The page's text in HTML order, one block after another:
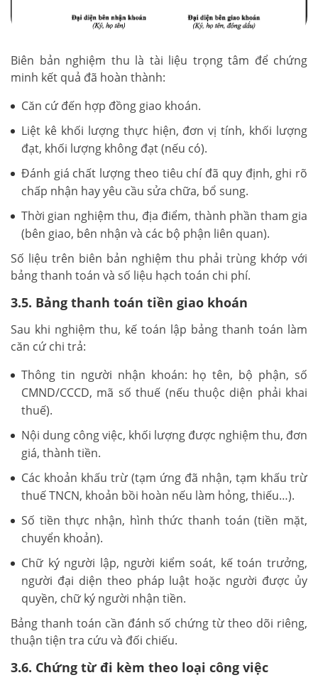
Biên bản nghiệm thu là tài liệu trọng tâm để chứng
minh kết quả đã hoàn thành:
Căn cứ đến hợp đồng giao khoán.
Liệt kê khối lượng thực hiện, đơn vị tính, khối lượng
đạt, khối lượng không đạt (nếu có).
Đánh giá chất lượng theo tiêu chí đã quy định, ghi rõ
chấp nhận hay yêu cầu sửa chữa, bổ sung.
Thời gian nghiệm thu, địa điểm, thành phần tham gia
(bên giao, bên nhận và các bộ phận liên quan).
Số liệu trên biên bản nghiệm thu phải trùng khớp với
bảng thanh toán và số liệu hạch toán chi phí.
3.5. Bảng thanh toán tiền giao khoán
Sau khi nghiệm thu, kế toán lập bảng thanh toán làm
căn cứ chi trả:
Thông tin người nhận khoán: họ tên, bộ phận, số
CMND/CCCD, mã số thuế (nếu thuộc diện phải khai
thuế).
Nội dung công việc, khối lượng được nghiệm thu, đơn
giá, thành tiền.
Các khoản khấu trừ (tạm ứng đã nhận, tạm khấu trừ
thuế TNCN, khoản bồi hoàn nếu làm hỏng, thiếu…).
Số tiền thực nhận, hình thức thanh toán (tiền mặt,
chuyển khoản).
Chữ ký người lập, người kiểm soát, kế toán trưởng,
người đại diện theo pháp luật hoặc người được ủy
quyền, chữ ký người nhận tiền.
Bảng thanh toán cần đánh số chứng từ theo dõi riêng,
thuận tiện tra cứu và đối chiếu.
3.6. Chứng từ đi kèm theo loại công việc